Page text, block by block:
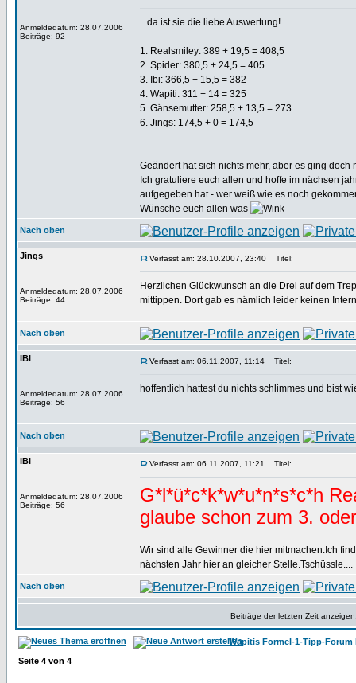
Anmeldedatum: 28.07.2006
Beiträge: 92
...da ist sie die liebe Auswertung!
1. Realsmiley: 389 + 19,5 = 408,5
2. Spider: 380,5 + 24,5 = 405
3. Ibi: 366,5 + 15,5 = 382
4. Wapiti: 311 + 14 = 325
5. Gänsemutter: 258,5 + 13,5 = 273
6. Jings: 174,5 + 0 = 174,5
Geändert hat sich nichts mehr, aber es ging doch
Ich gratuliere euch allen und hoffe im nächsen
aufgegeben hat - wer weiß wie es noch
Wünsche euch allen was
Nach oben
Jings
Anmeldedatum: 28.07.2006
Beiträge: 44
Verfasst am: 28.10.2007, 23:40 Titel:
Herzlichen Glückwunsch an die Drei auf dem
mittippen. Dort gab es nämlich leider keinen
Nach oben
IBI
Anmeldedatum: 28.07.2006
Beiträge: 56
Verfasst am: 06.11.2007, 11:14 Titel:
hoffentlich hattest du nichts schlimmes und bist
Nach oben
IBI
Anmeldedatum: 28.07.2006
Beiträge: 56
Verfasst am: 06.11.2007, 11:21 Titel:
G*l*ü*c*k*w*u*n*s*c*h
glaube schon zum 3.
Wir sind alle Gewinner die hier mitmachen.Ich
nächsten Jahr hier an gleicher Stelle.Tschüssle....
Nach oben
Beiträge der letzten Zeit
Wapitis Formel-1-Tipp-Forum
Seite 4 von 4